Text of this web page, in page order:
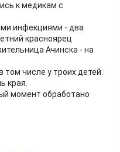
к медикам с
инфекциями - два
красноярец
Ачинска - на
числе у троих детей.
края.
момент обработано